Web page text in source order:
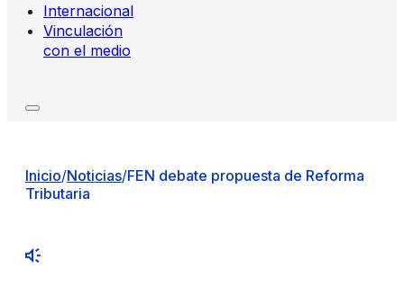
Internacional
Vinculación
con el medio
Inicio/Noticias/FEN debate propuesta de Reforma
Tributaria